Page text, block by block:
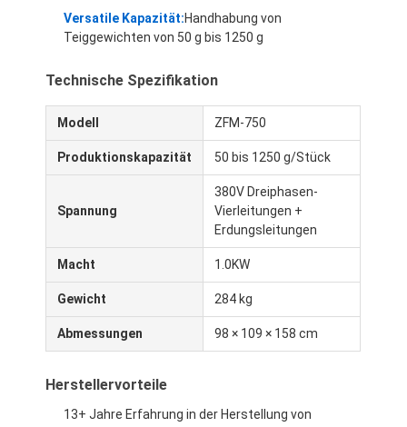
Versatile Kapazität:Handhabung von
Teiggewichten von 50 g bis 1250 g
Technische Spezifikation
Modell ZFM-750
Produktionskapazität 50 bis 1250 g/Stück
Spannung
380V Dreiphasen-
Vierleitungen +
Erdungsleitungen
Macht 1.0KW
Gewicht 284 kg
Abmessungen 98 × 109 × 158 cm
Herstellervorteile
13+ Jahre Erfahrung in der Herstellung von